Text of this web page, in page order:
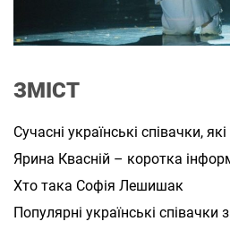
ЗМІСТ
Сучасні українські співачки,
Ярина Квасній – коротка
Хто така Софія Лешишак
Популярні українські співачки